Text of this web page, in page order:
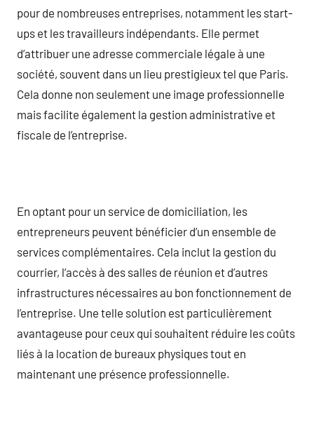
pour de nombreuses entreprises, notamment les start-
ups et les travailleurs indépendants. Elle permet
d’attribuer une adresse commerciale légale à une
société, souvent dans un lieu prestigieux tel que Paris.
Cela donne non seulement une image professionnelle
mais facilite également la gestion administrative et
fiscale de l’entreprise.
En optant pour un service de domiciliation, les
entrepreneurs peuvent bénéficier d’un ensemble de
services complémentaires. Cela inclut la gestion du
courrier, l’accès à des salles de réunion et d’autres
infrastructures nécessaires au bon fonctionnement de
l’entreprise. Une telle solution est particulièrement
avantageuse pour ceux qui souhaitent réduire les coûts
liés à la location de bureaux physiques tout en
maintenant une présence professionnelle.